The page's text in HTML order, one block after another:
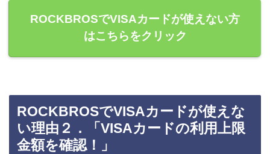
ROCKBROSでVISAカードが使えない方
はこちらをクリック
ROCKBROSでVISAカードが使えな
い理由２．「VISAカードの利用上限
金額を確認！」